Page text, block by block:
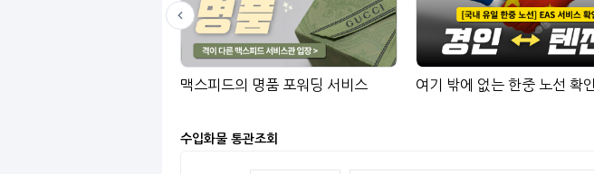
맥스피드의 명품 포워딩 서비스 여기 밖에 없는 한중 노선 확
수입화물 통관조회